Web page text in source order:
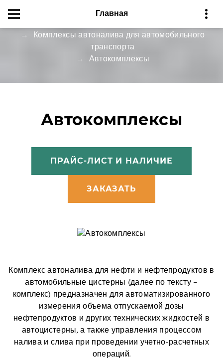
Главная
Комплексы автоналива для автомобильного
транспорта
Автокомплексы
Автокомплексы
ПРАЙС-ЛИСТ И НАЛИЧИЕ
ЗАКАЗАТЬ
Комплекс автоналива для нефти и нефтепродуктов в
автомобильные цистерны (далее по тексту –
комплекс) предназначен для автоматизированного
измерения объема отпускаемой дозы
нефтепродуктов и других технических жидкостей в
автоцистерны, а также управления процессом
налива и слива при проведении учетно-расчетных
операций.